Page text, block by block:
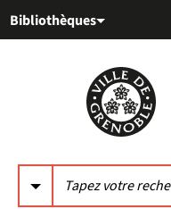
au
auBibliothèques